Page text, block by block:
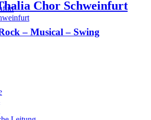
Chor Schweinfurt
– Musical – Swing